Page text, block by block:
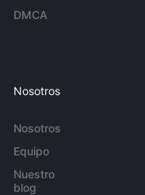
DMCA
Nosotros
Nosotros
Equipo
Nuestro
blog